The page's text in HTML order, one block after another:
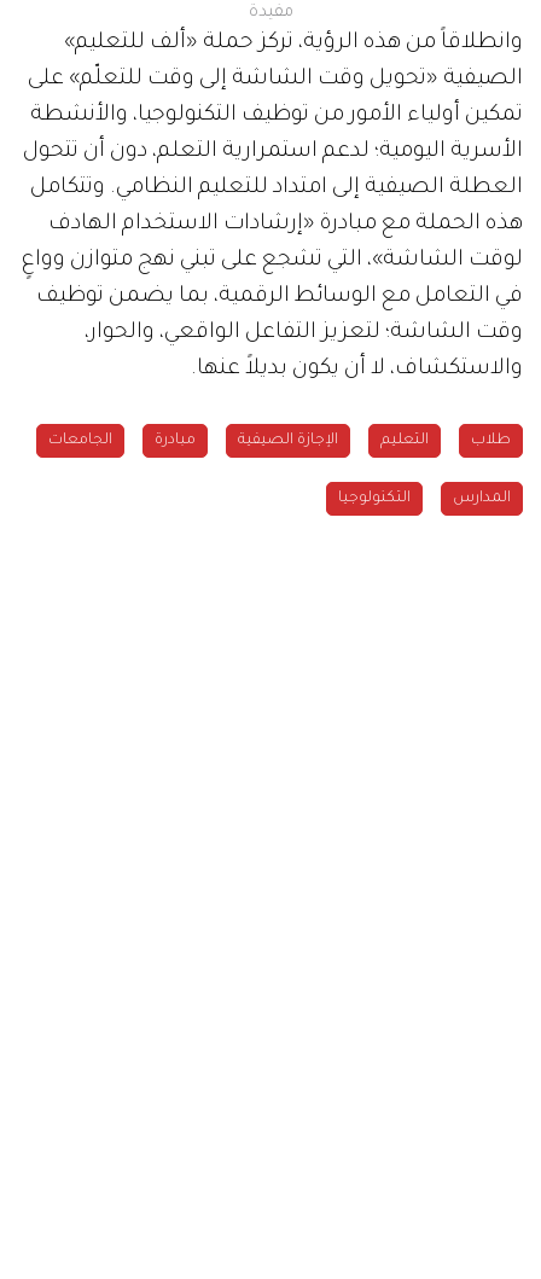
مفيدة
وانطلاقاً من هذه الرؤية، تركز حملة «ألف للتعليم»
الصيفية «تحويل وقت الشاشة إلى وقت للتعلّم» على
تمكين أولياء الأمور من توظيف التكنولوجيا، والأنشطة
الأسرية اليومية؛ لدعم استمرارية التعلم، دون أن تتحول
العطلة الصيفية إلى امتداد للتعليم النظامي. وتتكامل
هذه الحملة مع مبادرة «إرشادات الاستخدام الهادف
لوقت الشاشة»، التي تشجع على تبني نهج متوازن وواعٍ
في التعامل مع الوسائط الرقمية، بما يضمن توظيف
وقت الشاشة؛ لتعزيز التفاعل الواقعي، والحوار،
والاستكشاف، لا أن يكون بديلاً عنها.
طلاب التعليم الإجازة الصيفية مبادرة الجامعات
المدارس التكنولوجيا